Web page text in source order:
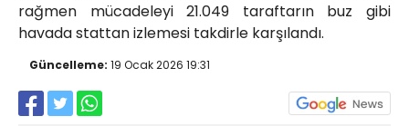
rağmen mücadeleyi 21.049 taraftarın buz gibi
havada stattan izlemesi takdirle karşılandı.
Güncelleme: 19 Ocak 2026 19:31